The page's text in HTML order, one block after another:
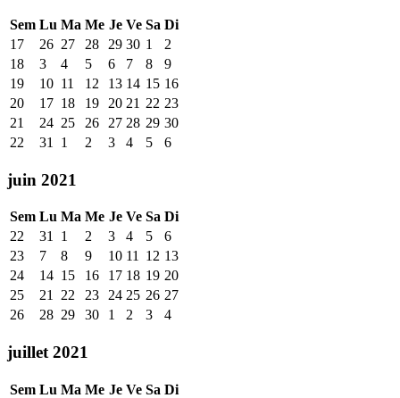
Sem Lu Ma Me Je Ve Sa Di
17
26 27 28 29 30 1
2
18
3 4 5 6 7 8
9
19
10 11 12 13 14 15 16
20
17 18 19 20 21 22 23
21
24 25 26 27 28 29 30
22
31 1 2 3 4 5 6
juin 2021
Sem Lu Ma Me Je Ve Sa Di
22
31 1 2 3 4 5
6
23
7 8 9 10 11 12 13
24
14 15 16 17 18 19 20
25
21 22 23 24 25 26 27
26
28 29 30 1 2 3 4
juillet 2021
Sem Lu Ma Me Je Ve Sa Di